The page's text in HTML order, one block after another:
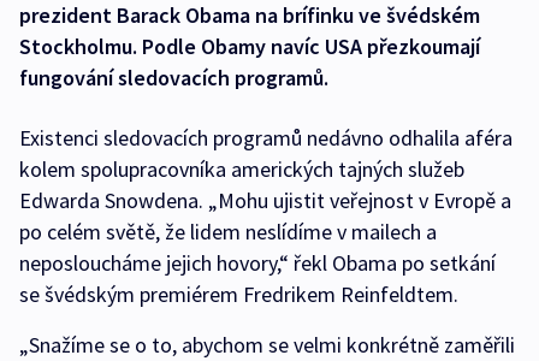
prezident Barack Obama na brífinku ve švédském
Stockholmu. Podle Obamy navíc USA přezkoumají
fungování sledovacích programů.
Existenci sledovacích programů nedávno odhalila aféra
kolem spolupracovníka amerických tajných služeb
Edwarda Snowdena. „Mohu ujistit veřejnost v Evropě a
po celém světě, že lidem neslídíme v mailech a
neposloucháme jejich hovory,“ řekl Obama po setkání
se švédským premiérem Fredrikem Reinfeldtem.
„Snažíme se o to, abychom se velmi konkrétně zaměřili